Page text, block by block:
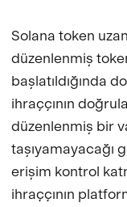
Solana token
düzenlenmiş
başlatıldığında
ihraççının
düzenlenmiş bir
taşıyamayacağı
erişim kontrol
ihraççının